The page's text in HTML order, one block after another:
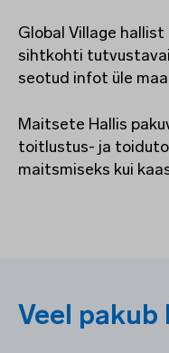
Global Village
sihtkohti
seotud infot üle
Maitsete Hallis
toitlustus- ja
maitsmiseks kui
Veel pakub